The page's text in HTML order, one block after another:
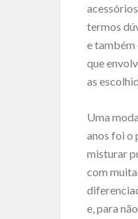
termos
e também
que
as
Uma
anos foi o
misturar
com
e, para